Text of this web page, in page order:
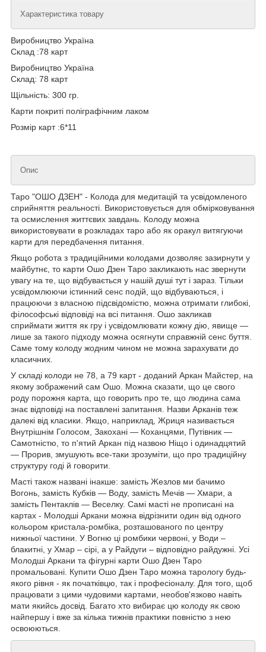
Характеристика товару
Виробництво Україна
Склад :78 карт
Виробництво Україна
Склад: 78 карт
Щільність: 300 гр.
Карти покриті поліграфічним лаком
Розмір карт :6*11
Опис
Таро "ОШО ДЗЕН" - Колода для медитацій та усвідомленого
сприйняття реальності. Використовується для обмірковування
та осмислення життєвих завдань. Колоду можна
використовувати в розкладах таро або як оракул витягуючи
карти для передбачення питання.
Якщо робота з традиційними колодами дозволяє зазирнути у
майбутнє, то карти Ошо Дзен Таро закликають нас звернути
увагу на те, що відбувається у нашій душі тут і зараз. Тільки
усвідомлюючи істинний сенс подій, що відбуваються, і
працюючи з власною підсвідомістю, можна отримати глибокі,
філософські відповіді на всі питання. Ошо закликав
сприймати життя як гру і усвідомлювати кожну дію, явище —
лише за такого підходу можна осягнути справжній сенс буття.
Саме тому колоду жодним чином не можна зарахувати до
класичних.
У складі колоди не 78, а 79 карт - доданий Аркан Майстер, на
якому зображений сам Ошо. Можна сказати, що це свого
роду порожня карта, що говорить про те, що людина сама
знає відповіді на поставлені запитання. Назви Арканів теж
далекі від класики. Якщо, наприклад, Жриця називається
Внутрішнім Голосом, Закохані — Коханцями, Путівник —
Самотністю, то п'ятий Аркан під назвою Ніщо і одинадцятий
— Прорив, змушують все-таки зрозуміти, що про традиційну
структуру годі й говорити.
Масті також названі інакше: замість Жезлов ми бачимо
Вогонь, замість Кубків — Воду, замість Мечів — Хмари, а
замість Пентаклів — Веселку. Самі масті не прописані на
картах - Молодші Аркани можна відрізнити один від одного
кольором кристала-ромбіка, розташованого по центру
нижньої частини. У Вогню ці ромбики червоні, у Води –
блакитні, у Хмар – сірі, а у Райдуги – відповідно райдужні. Усі
Молодші Аркани та фігурні карти Ошо Дзен Таро
промальовані. Купити Ошо Дзен Таро можна тарологу будь-
якого рівня - як початківцю, так і професіоналу. Для того, щоб
працювати з цими чудовими картами, необов'язково навіть
мати якийсь досвід. Багато хто вибирає цю колоду як свою
найпершу і вже за кілька тижнів практики повністю з нею
освоюються.